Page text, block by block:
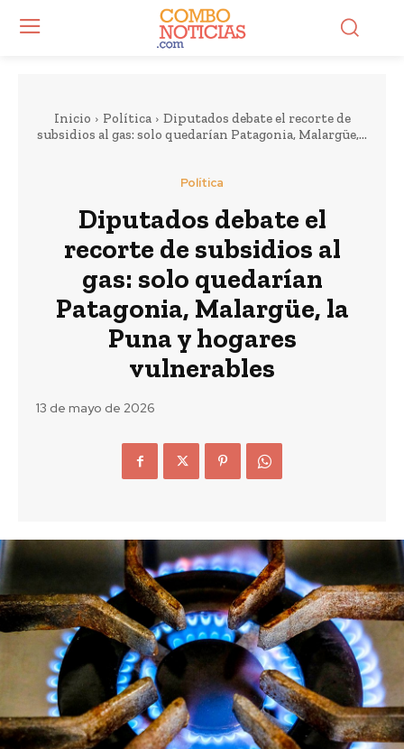
Inicio Política
Diputados debate el recorte de
subsidios al gas: solo quedarían Patagonia, Malargüe,...
Política
Diputados debate el
recorte de subsidios al
gas: solo quedarían
Patagonia, Malargüe, la
Puna y hogares
vulnerables
13 de mayo de 2026